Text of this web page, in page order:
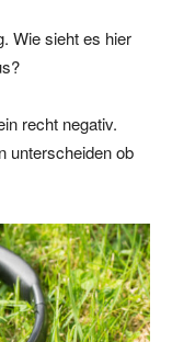
Wie sieht es hier
recht negativ.
unterscheiden ob